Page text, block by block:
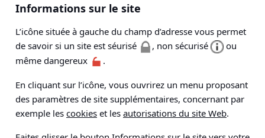
Informations sur le site
L’icône située à gauche du champ d’adresse vous permet
de savoir si un site est séurisé
, non sécurisé
ou
même dangereux
.
En cliquant sur l’icône, vous ouvrirez un menu proposant
des paramètres de site supplémentaires, concernant par
exemple les cookies et les autorisations du site Web.